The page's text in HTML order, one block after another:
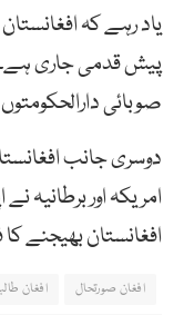
یاد رہے کہ
صوبائی
دوسری جانب
امریکہ اور برطانیہ
افغانستان بھیجنے
افغان صورتحال افغان